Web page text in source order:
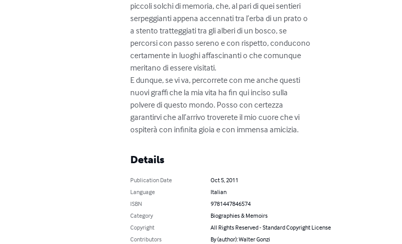
piccoli solchi di memoria, che, al pari di quei sentieri
serpeggianti appena accennati tra l’erba di un prato o
a stento tratteggiati tra gli alberi di un bosco, se
percorsi con passo sereno e con rispetto, conducono
certamente in luoghi affascinanti o che comunque
meritano di essere visitati.
E dunque, se vi va, percorrete con me anche questi
nuovi graffi che la mia vita ha fin qui inciso sulla
polvere di questo mondo. Posso con certezza
garantirvi che all’arrivo troverete il mio cuore che vi
ospiterà con infinita gioia e con immensa amicizia.
Details
Publication Date
Oct 5, 2011
Language
Italian
ISBN
9781447846574
Category
Biographies & Memoirs
Copyright
All Rights Reserved - Standard Copyright License
Contributors
By (author): Walter Gonzi